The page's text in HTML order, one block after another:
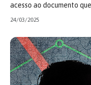
acesso ao documento
24/03/2025